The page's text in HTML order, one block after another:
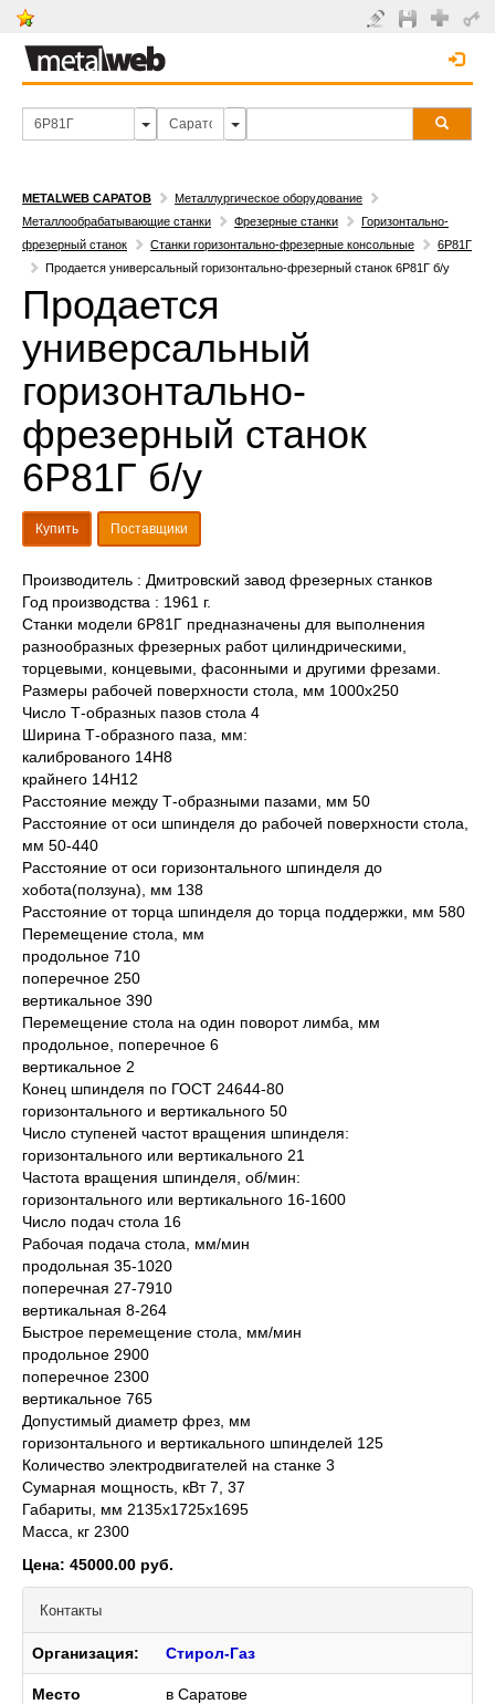
METALWEB САРАТОВ
Металлургическое оборудование
Металлообрабатывающие станки
Фрезерные станки
Горизонтально-
фрезерный станок
Станки горизонтально-фрезерные консольные
6Р81Г
Продается универсальный горизонтально-фрезерный станок 6Р81Г б/у
Продается
универсальный
горизонтально-
фрезерный станок
6Р81Г б/у
Купить Поставщики
Производитель : Дмитровский завод фрезерных станков
Год производства : 1961 г.
Станки модели 6Р81Г предназначены для выполнения
разнообразных фрезерных работ цилиндрическими,
торцевыми, концевыми, фасонными и другими фрезами.
Размеры рабочей поверхности стола, мм 1000х250
Число Т-образных пазов стола 4
Ширина Т-образного паза, мм:
калиброваного 14Н8
крайнего 14Н12
Расстояние между Т-образными пазами, мм 50
Расстояние от оси шпинделя до рабочей поверхности стола,
мм 50-440
Расстояние от оси горизонтального шпинделя до
хобота(ползуна), мм 138
Расстояние от торца шпинделя до торца поддержки, мм 580
Перемещение стола, мм
продольное 710
поперечное 250
вертикальное 390
Перемещение стола на один поворот лимба, мм
продольное, поперечное 6
вертикальное 2
Конец шпинделя по ГОСТ 24644-80
горизонтального и вертикального 50
Число ступеней частот вращения шпинделя:
горизонтального или вертикального 21
Частота вращения шпинделя, об/мин:
горизонтального или вертикального 16-1600
Число подач стола 16
Рабочая подача стола, мм/мин
продольная 35-1020
поперечная 27-7910
вертикальная 8-264
Быстрое перемещение стола, мм/мин
продольное 2900
поперечное 2300
вертикальное 765
Допустимый диаметр фрез, мм
горизонтального и вертикального шпинделей 125
Количество электродвигателей на станке 3
Сумарная мощность, кВт 7, 37
Габариты, мм 2135х1725х1695
Масса, кг 2300
Цена: 45000.00 руб.
Контакты
Организация: Стирол-Газ
Место
в Саратове